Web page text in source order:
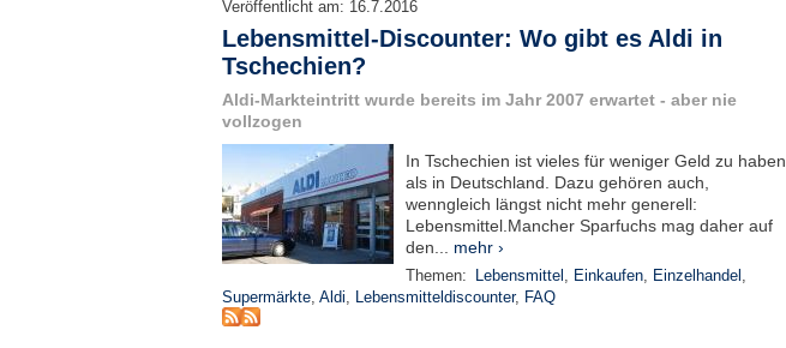
Veröffentlicht am: 16.7.2016
Lebensmittel-Discounter: Wo gibt es Aldi in
Tschechien?
Aldi-Markteintritt wurde bereits im Jahr 2007 erwartet - aber nie
vollzogen
In Tschechien ist vieles für weniger Geld zu haben
als in Deutschland. Dazu gehören auch,
wenngleich längst nicht mehr generell:
Lebensmittel.Mancher Sparfuchs mag daher auf
den... mehr ›
Themen: Lebensmittel , Einkaufen, Einzelhandel ,
Supermärkte, Aldi, Lebensmitteldiscounter, FAQ